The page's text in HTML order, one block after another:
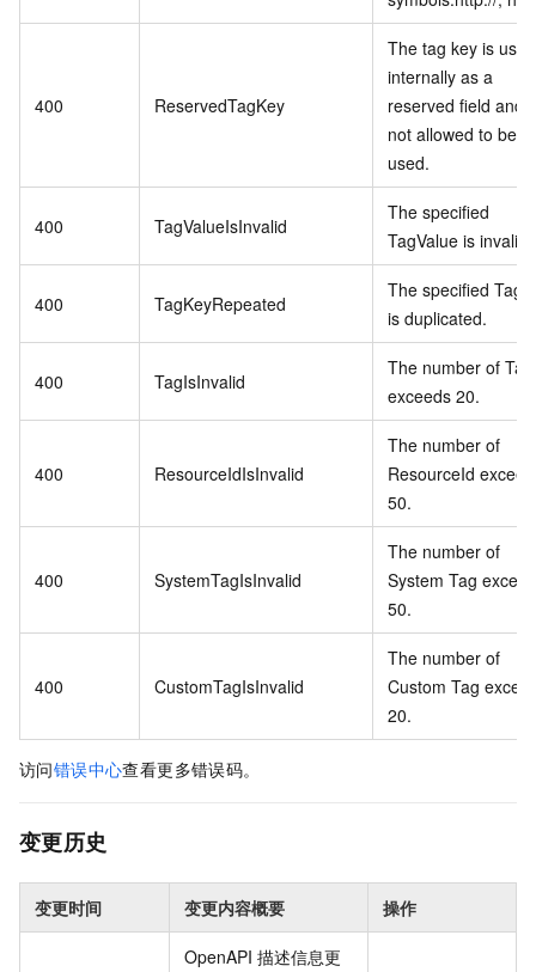
400 ReservedTagKey
The tag key is used
internally as a
reserved field and
not allowed to be
used.
400 TagValueIsInvalid
The specified
TagValue is invalid.
400 TagKeyRepeated
The specified
is duplicated.
400 TagIsInvalid
The number of Tag
exceeds 20.
400 ResourceIdIsInvalid
The number of
ResourceId
50.
400 SystemTagIsInvalid
The number of
System Tag
50.
400 CustomTagIsInvalid
The number of
Custom Tag
20.
访问错误中心查看更多错误码。
变更历史
变更时间 变更内容概要 操作
OpenAPI 描述信息更